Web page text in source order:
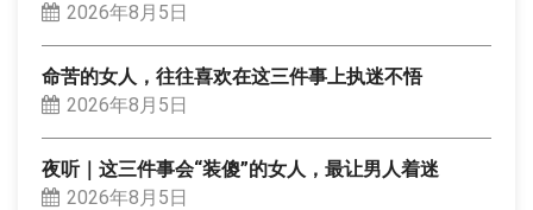
2026年8月5日
命苦的女人，往往喜欢在这三件事上执迷不悟
2026年8月5日
夜听｜这三件事会“装傻”的女人，最让男人着迷
2026年8月5日